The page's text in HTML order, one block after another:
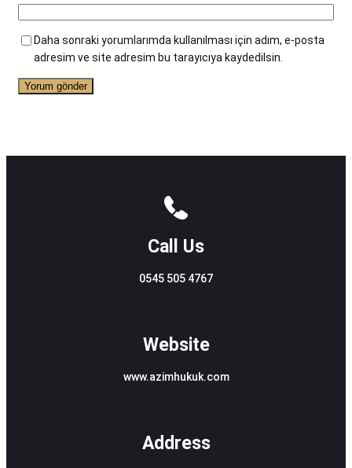
Daha sonraki yorumlarımda kullanılması için adım, e-posta
adresim ve site adresim bu tarayıcıya kaydedilsin.
Call Us
0545 505 4767
Website
www.azimhukuk.com
Address